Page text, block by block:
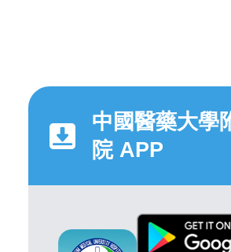
中國醫藥大學
院 APP